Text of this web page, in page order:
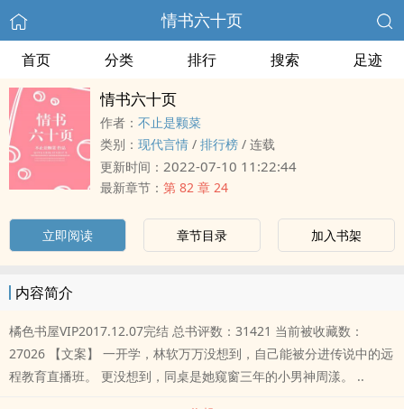
情书六十页
首页 分类 排行 搜索 足迹
情书六十页
作者： 不止是颗菜
类别： 现代言情 / 排行榜 / 连载
更新时间： 2022-07-10 11:22:44
最新章节： 第 82 章 24
立即阅读 章节目录 加入书架
内容简介
橘色书屋VIP2017.12.07完结 总书评数：31421 当前被收藏数：
27026 【文案】 一开学，林软万万没想到，自己能被分进传说中的远
程教育直播班。 更没想到，同桌是她窥窗三年的小男神周漾。 ..